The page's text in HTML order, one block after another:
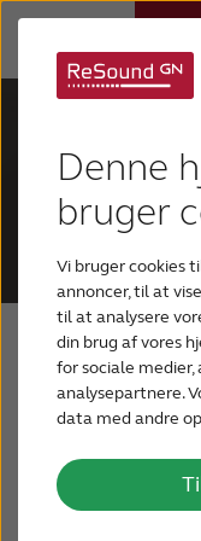
Denne
bruger
Vi bruger cookies
annoncer, til at
til at analysere
din brug af vores
for sociale
analysepartnere.
data med andre
Høretab
Support
Om os
Blog
BLIV TESTPERSON
dig
Assist